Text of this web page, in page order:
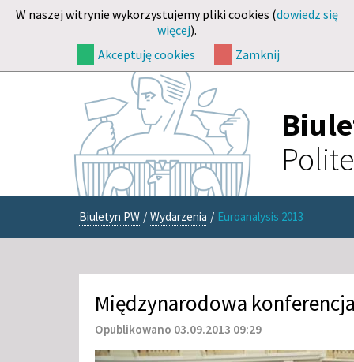
W naszej witrynie wykorzystujemy pliki cookies (dowiedz się
więcej).
Akceptuję cookies
Zamknij
Biuletyn PW / Wydarzenia / Euroanalysis 2013
Międzynarodowa
Opublikowano 03.09.2013 09:29